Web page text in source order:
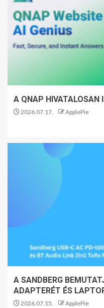
A QNAP HIVATALOSAN
2026.07.17. ApplePie
A SANDBERG
ADAPTERÉT ÉS
2026.07.15. ApplePie